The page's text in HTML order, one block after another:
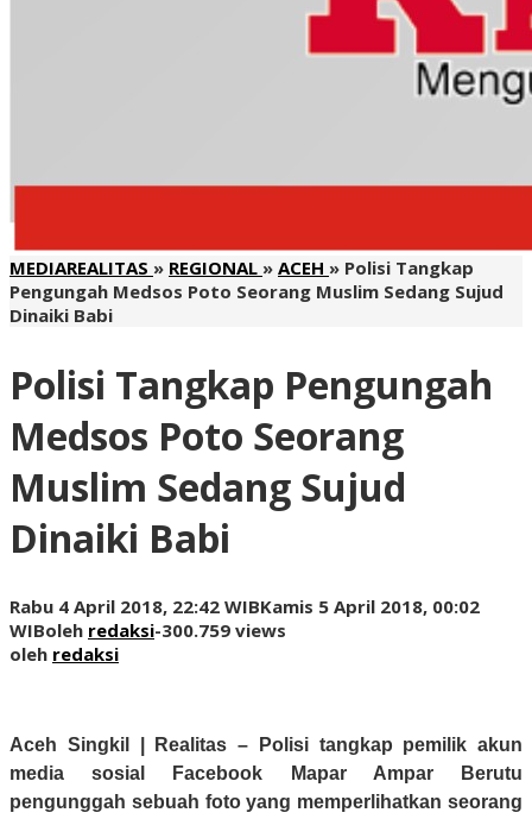
MEDIAREALITAS » REGIONAL » ACEH » Polisi Tangkap
Pengungah Medsos Poto Seorang Muslim Sedang Sujud
Dinaiki Babi
Polisi Tangkap Pengungah
Medsos Poto Seorang
Muslim Sedang Sujud
Dinaiki Babi
Rabu 4 April 2018, 22:42 WIBKamis 5 April 2018, 00:02
WIBoleh redaksi-300.759 views
oleh redaksi
Aceh Singkil | Realitas – Polisi tangkap pemilik akun
media sosial Facebook Mapar Ampar Berutu
pengunggah sebuah foto yang memperlihatkan seorang